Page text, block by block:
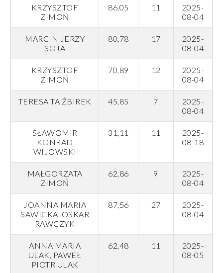
KRZYSZTOF
ZIMOŃ
86,05 11
2025-
08-04
MARCIN JERZY
SOJA
80,78 17
2025-
08-04
KRZYSZTOF
ZIMOŃ
70,89 12
2025-
08-04
TERESA TA ŹBIREK 45,85 7
2025-
08-04
SŁAWOMIR
KONRAD
WIJOWSKI
31,11 11
2025-
08-18
MAŁGORZATA
ZIMOŃ
62,86 9
2025-
08-04
JOANNA MARIA
SAWICKA, OSKAR
RAWCZYK
87,56 27
2025-
08-04
ANNA MARIA
ULAK, PAWEŁ
PIOTR ULAK
62,48 11
2025-
08-05